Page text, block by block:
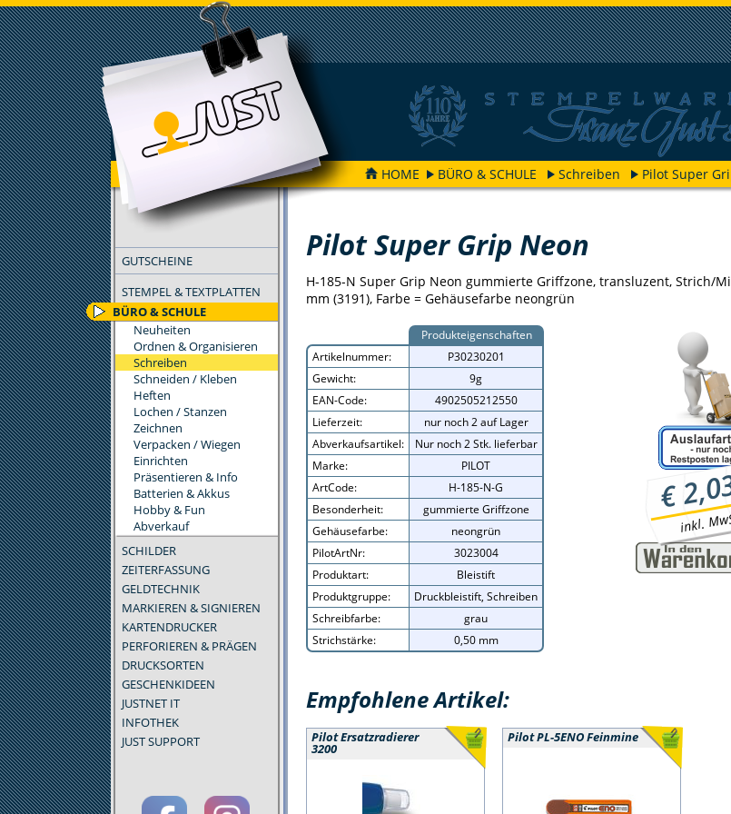
HOME BÜRO & SCHULE Schreiben Pilot Super
GUTSCHEINE
STEMPEL & TEXTPLATTEN
BÜRO & SCHULE
Neuheiten
Ordnen & Organisieren
Schreiben
Schneiden / Kleben
Heften
Lochen / Stanzen
Zeichnen
Verpacken / Wiegen
Einrichten
Präsentieren & Info
Batterien & Akkus
Hobby & Fun
Abverkauf
SCHILDER
ZEITERFASSUNG
GELDTECHNIK
MARKIEREN & SIGNIEREN
KARTENDRUCKER
PERFORIEREN & PRÄGEN
DRUCKSORTEN
GESCHENKIDEEN
JUSTNET IT
INFOTHEK
JUST SUPPORT
FILTER
Pilot Super Grip Neon
H-185-N Super Grip Neon gummierte Griffzone, transluzent, Strich/
mm (3191), Farbe = Gehäusefarbe neongrün
€
inkl.
Produkteigenschaften
Artikelnummer:
P30230201
Gewicht:
9g
EAN-Code:
4902505212550
Lieferzeit:
nur noch 2 auf Lager
Abverkaufsartikel:
Nur noch 2 Stk. lieferbar
Marke:
PILOT
ArtCode:
H-185-N-G
Besonderheit:
gummierte Griffzone
Gehäusefarbe:
neongrün
PilotArtNr:
3023004
Produktart:
Bleistift
Produktgruppe:
Druckbleistift, Schreiben
Schreibfarbe:
grau
Strichstärke:
0,50 mm
Empfohlene Artikel:
Pilot Ersatzradierer
3200
Pilot PL-5ENO Feinmine